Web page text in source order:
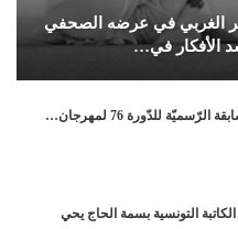
الغربي في عرضه الصحفي
الأفكار في…
للدّورة 76 لمهرجان…
التونسية بسمة الحاج يحي